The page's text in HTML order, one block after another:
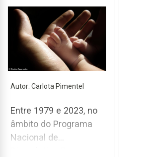
Autor: Carlota Pimentel
Entre 1979 e 2023, no
âmbito do Programa
Nacional de